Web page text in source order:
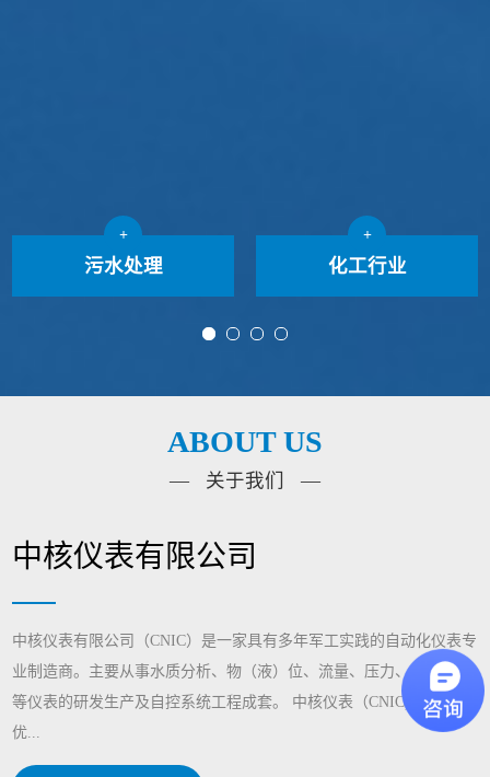
污水处理
+
化工行业
+
ABOUT US
— 关于我们 —
中核仪表有限公司
中核仪表有限公司（CNIC）是一家具有多年军工实践的自动化仪表专
业制造商。主要从事水质分析、物（液）位、流量、压力、显示记录
等仪表的研发生产及自控系统工程成套。 中核仪表（CNIC)通过整合
优...